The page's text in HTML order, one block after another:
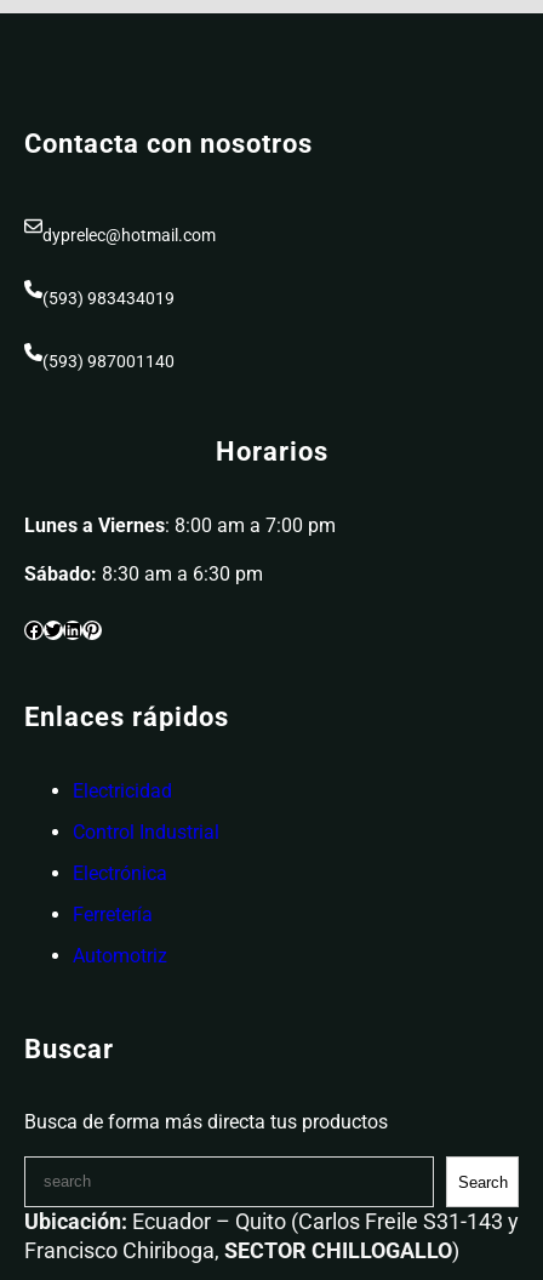
Contacta con nosotros
dyprelec@hotmail.com
(593) 983434019
(593) 987001140
Horarios
Lunes a Viernes: 8:00 am a 7:00 pm
Sábado: 8:30 am a 6:30 pm
Enlaces rápidos
Electricidad
Control Industrial
Electrónica
Ferretería
Automotriz
Buscar
Busca de forma más directa tus productos
Search
Ubicación: Ecuador – Quito (Carlos Freile S31-143 y
Francisco Chiriboga, SECTOR CHILLOGALLO)